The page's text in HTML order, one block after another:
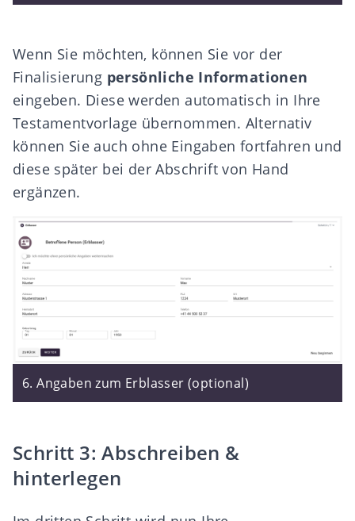
Wenn Sie möchten, können Sie vor der
Finalisierung persönliche Informationen
eingeben. Diese werden automatisch in Ihre
Testamentvorlage übernommen. Alternativ
können Sie auch ohne Eingaben fortfahren und
diese später bei der Abschrift von Hand
ergänzen.
6. Angaben zum Erblasser (optional)
Schritt 3: Abschreiben &
hinterlegen